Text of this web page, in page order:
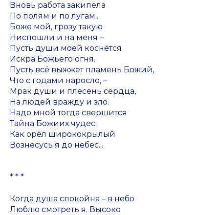
Вновь работа закипела
По полям и по лугам...
Боже мой, грозу такую
Ниспошли и на меня –
Пусть души моей коснётся
Искра Божьего огня.
Пусть всё выжжет пламень Божий,
Что с годами наросло, –
Мрак души и плесень сердца,
На людей вражду и зло.
Надо мной тогда свершится
Тайна Божиих чудес:
Как орёл ширококрылый
Вознесусь я до небес...
* * *
Когда душа спокойна – в небо
Люблю смотреть я. Высоко